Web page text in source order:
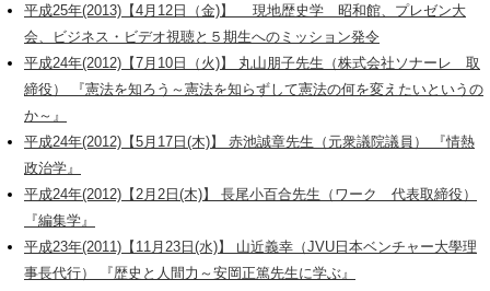
平成25年(2013)【4月12日（金)】 現地歴史学 昭和館、プレゼン大
会、ビジネス・ビデオ視聴と５期生へのミッション発令
平成24年(2012)【7月10日（火)】 丸山朋子先生（株式会社ソナーレ 取
締役） 『憲法を知ろう～憲法を知らずして憲法の何を変えたいというの
か～』
平成24年(2012)【5月17日(木)】 赤池誠章先生（元衆議院議員） 『情熱
政治学』
平成24年(2012)【2月2日(木)】 長尾小百合先生（ワーク 代表取締役）
『編集学』
平成23年(2011)【11月23日(水)】 山近義幸（JVU日本ベンチャー大學理
事長代行） 『歴史と人間力～安岡正篤先生に学ぶ』